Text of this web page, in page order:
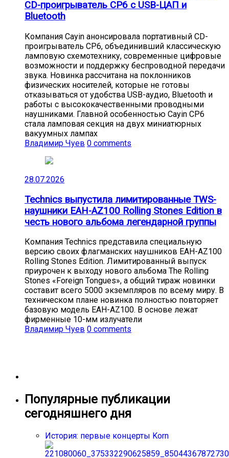
CD-проигрыватель CP6 с USB-ЦАП и
Bluetooth
Компания Cayin анонсировала портативный CD-
проигрыватель CP6, объединивший классическую
ламповую схемотехнику, современные цифровые
возможности и поддержку беспроводной передачи
звука. Новинка рассчитана на поклонников
физических носителей, которые не готовы
отказываться от удобства USB-аудио, Bluetooth и
работы с высококачественными проводными
наушниками. Главной особенностью Cayin CP6
стала ламповая секция на двух миниатюрных
вакуумных лампах
Владимир Чуев 0 comments
28.07.2026
Technics выпустила лимитированные TWS-
наушники EAH-AZ100 Rolling Stones Edition в
честь нового альбома легендарной группы
Компания Technics представила специальную
версию своих флагманских наушников EAH-AZ100
Rolling Stones Edition. Лимитированный выпуск
приурочен к выходу нового альбома The Rolling
Stones «Foreign Tongues», а общий тираж новинки
составит всего 5000 экземпляров по всему миру. В
техническом плане новинка полностью повторяет
базовую модель EAH-AZ100. В основе лежат
фирменные 10-мм излучатели
Владимир Чуев 0 comments
Популярные публикации
сегодняшнего дня
История: первые концерты Korn